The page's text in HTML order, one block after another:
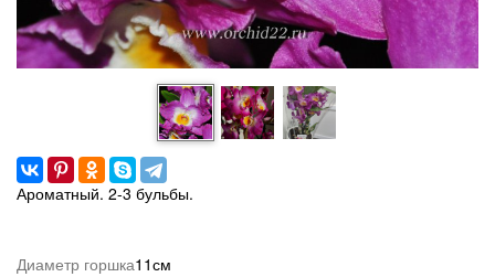
Ароматный. 2-3 бульбы.
Диаметр горшка11см